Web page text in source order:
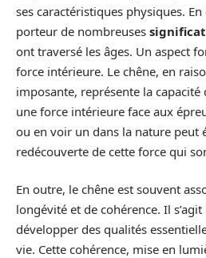
ses caractéristiques physiques.
porteur de nombreuses
ont traversé les âges. Un aspect
force intérieure. Le chêne, en
imposante, représente la
une force intérieure face aux
ou en voir un dans la nature peut
redécouverte de cette force qui
En outre, le chêne est souvent
longévité et de cohérence. Il
développer des qualités
vie. Cette cohérence, mise en